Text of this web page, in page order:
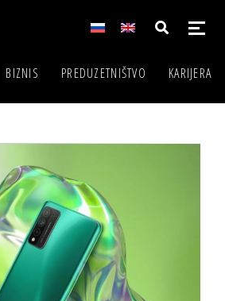
BIZNIS PREDUZETNIŠTVO KARIJERA